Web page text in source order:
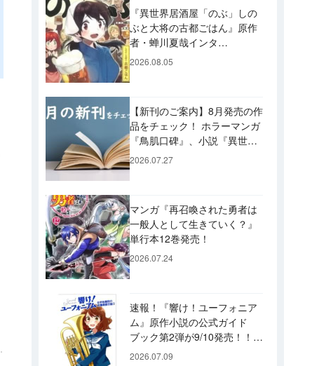
『異世界居酒屋「のぶ」しの
ぶと大将の古都ごはん』原作
者・蝉川夏哉インタ
ビュー！ 今後「のぶ」に登
2026.08.05
【新刊のご案内】8月発売の作
品をチェック！ ホラーマンガ
『鳥肌口碑』、小説『異世界
居酒屋「げん」』、文庫『カ
2026.07.27
マンガ『再召喚された勇者は
一般人として生きていく？』
単行本12巻発売！
2026.07.24
速報！『響け！ユーフォニア
ム』原作小説の公式ガイド
ブック第2弾が9/10発売！！
久美子たちが引退した後の書
2026.07.09